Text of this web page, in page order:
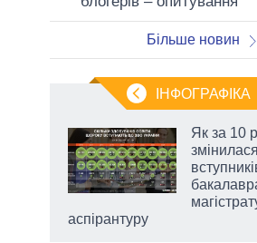
Більше новин
ІНФОГРАФІКА
Як за 10
змінилася
аспірантуру